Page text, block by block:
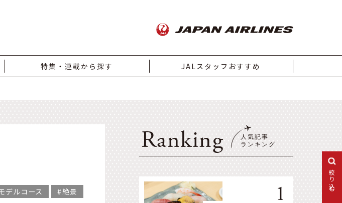
絞り込む
特集・連載から探す JALスタッフおすすめ
デルコース 絶景
Ranking